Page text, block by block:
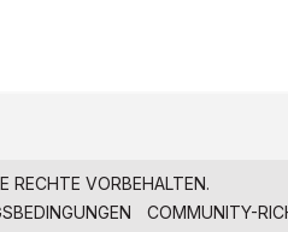
RECHTE VORBEHALTEN.
COMMUNITY-